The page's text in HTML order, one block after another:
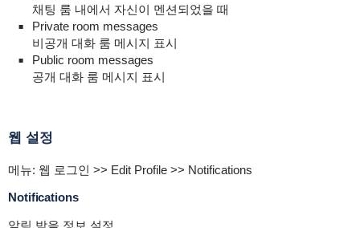
채팅 룸 내에서 자신이 멘션되었을 때
Private room messages
비공개 대화 룸 메시지 표시
Public room messages
공개 대화 룸 메시지 표시
웹 설정
메뉴: 웹 로그인 >> Edit Profile >> Notifications
Notifications
알림 받을 정보 설정